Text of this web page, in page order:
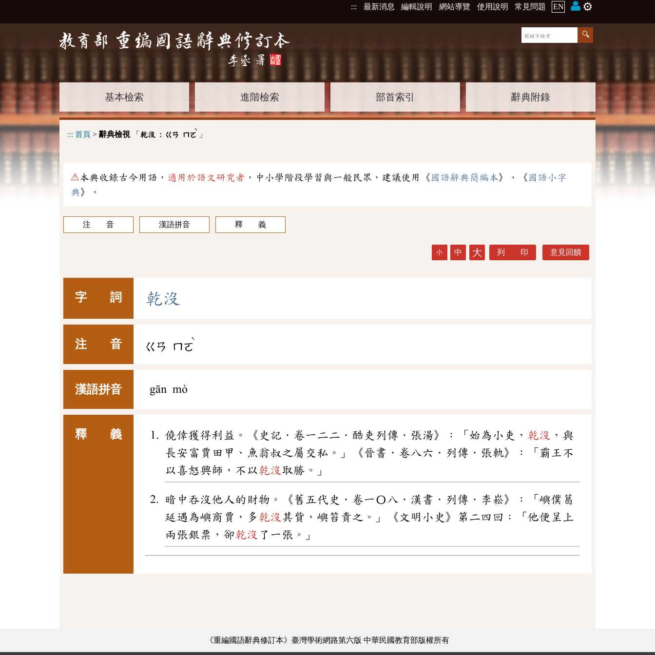
::: 最新消息 編輯說明 網站導覽 使用說明 常見問題 EN ⚙️
基本檢索 進階檢索 部首索引 辭典附錄
::: 首頁 > 辭典檢視「 乾沒 : ㄍㄢ ㄇㄛ
ˋ
」
⚠本典收錄古今用語， 適用於語文研究者 ，中小學階段學習與一般民眾，建議使用《 國語辭典簡編本》、《 國語小字
典》。
注 音 漢語拼音 釋 義
小 中 大 列 印 意見回饋
字 詞 乾沒
注 音 ㄍㄢ ㄇㄛ
ˋ
漢語拼音 gān mò
釋 義 僥倖獲得利益。《史記．卷一二二．酷吏列傳．張湯》：「始為小吏， 乾沒
，與
長安富賈田甲、魚翁叔之屬交私。」《晉書．卷八六．列傳．張軌》：「霸王不
以喜怒興師，不以乾沒 取勝。」
暗中吞沒他人的財物。《舊五代史．卷一〇八．漢書．列傳．李崧 》：「嶼僕葛
延遇為嶼商賈，多 乾沒 其貲，嶼笞責之。」《文明小史》 第 二 四 回 ：「他便呈上
兩張銀票，卻乾沒 了一張。」
《重編國語辭典修訂本》臺灣學術網路第六版 中華民國教育部版權所有